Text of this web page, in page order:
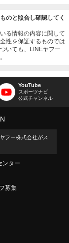
のと照合し確認してく
る情報の内容に関して
性を保証するものでは
いても、LINEヤフー
YouTube
スポーツナビ
公式チャンネル
フー株式会社がス
ンター
募集